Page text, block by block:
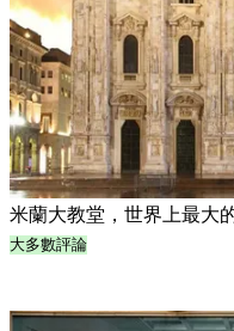
米蘭大教堂，世界上最大
大多數評論